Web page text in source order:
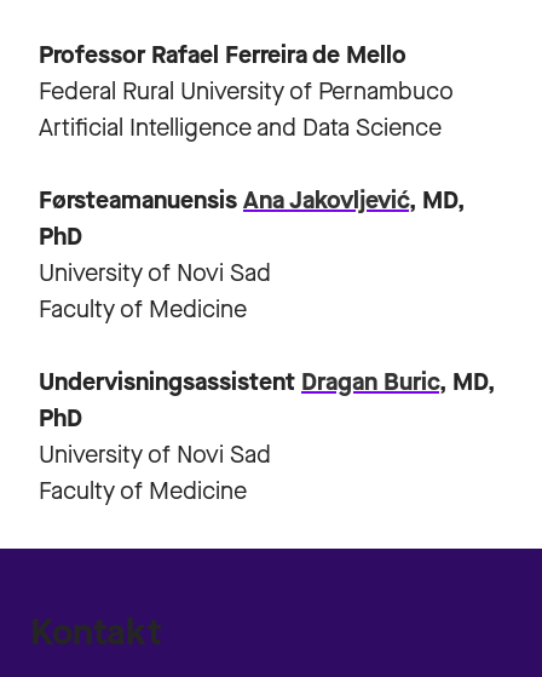
Professor Rafael Ferreira de Mello
Federal Rural University of Pernambuco
Artificial Intelligence and Data Science
FørsteamanuensisAna Jakovljević, MD,
PhD
University of Novi Sad
Faculty of Medicine
Undervisningsassistent Dragan Buric, MD,
PhD
University of Novi Sad
Faculty of Medicine
Kontakt